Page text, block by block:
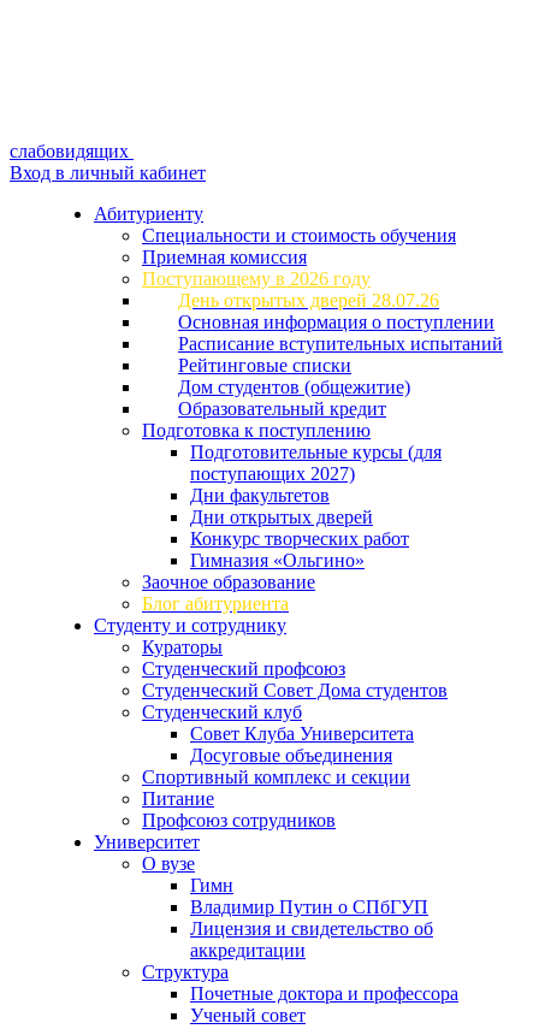
слабовидящих
Вход в личный кабинет
Абитуриенту
Специальности и стоимость обучения
Приемная комиссия
Поступающему в 2026 году
День открытых дверей 28.07.26
Основная информация о поступлении
Расписание вступительных испытаний
Рейтинговые списки
Дом студентов (общежитие)
Образовательный кредит
Подготовка к поступлению
Подготовительные курсы (для
поступающих 2027)
Дни факультетов
Дни открытых дверей
Конкурс творческих работ
Гимназия «Ольгино»
Заочное образование
Блог абитуриента
Студенту и сотруднику
Кураторы
Студенческий профсоюз
Студенческий Совет Дома студентов
Студенческий клуб
Совет Клуба Университета
Досуговые объединения
Спортивный комплекс и секции
Питание
Профсоюз сотрудников
Университет
О вузе
Гимн
Владимир Путин о СПбГУП
Лицензия и свидетельство об
аккредитации
Структура
Почетные доктора и профессора
Ученый совет